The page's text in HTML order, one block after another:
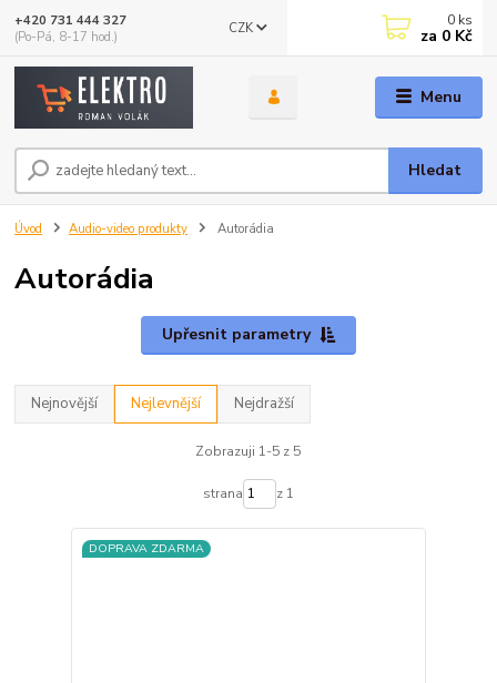
Menu
CZK
Hledat
+420 731 444 327
(Po-Pá, 8-17 hod.)
0 ks
za 0 Kč
Úvod Audio-video produkty Autorádia
Autorádia
Upřesnit parametry
Nejnovější Nejlevnější Nejdražší
Zobrazuji 1-5 z 5
strana z 1
DOPRAVA ZDARMA